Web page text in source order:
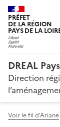
PRÉFET
DE LA RÉGION
PAYS DE LA
DREAL
Direction
Voir le fil d'Ariane